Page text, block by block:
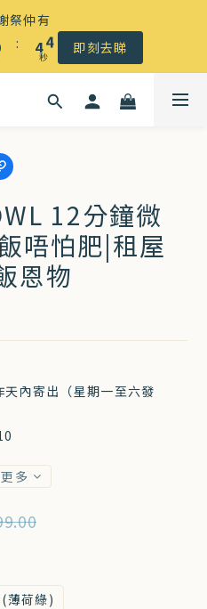
｜滿$500 全港免運
祭仲有
:
5
4
3
4
3
2
1
秒 即刻去睇
｜滿$500 全港免運
12分鐘微
唔怕肥|租屋
恩物
內寄出（星期一至六發
多
薄荷綠)